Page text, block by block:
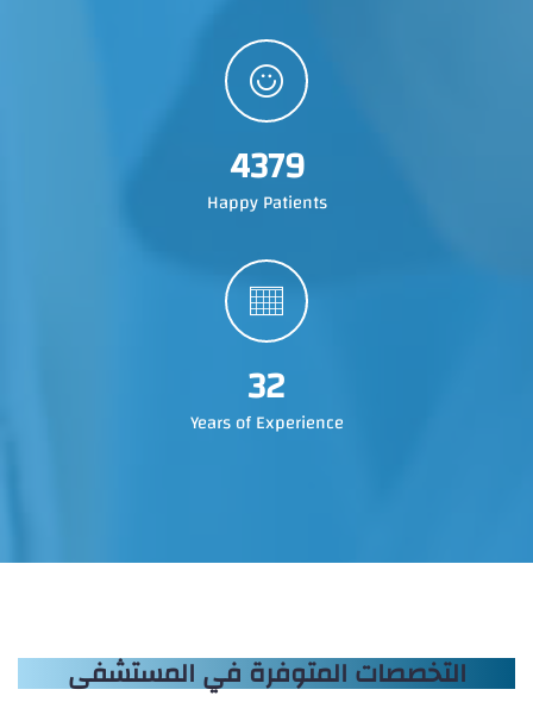
4379
Happy Patients
32
Years of Experience
التخصصات المتوفرة في المستشفى